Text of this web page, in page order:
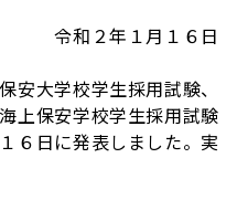
令和２年１月１６日
安大学校学生採用試験、
上保安学校学生採用試験
６日に発表しました。実